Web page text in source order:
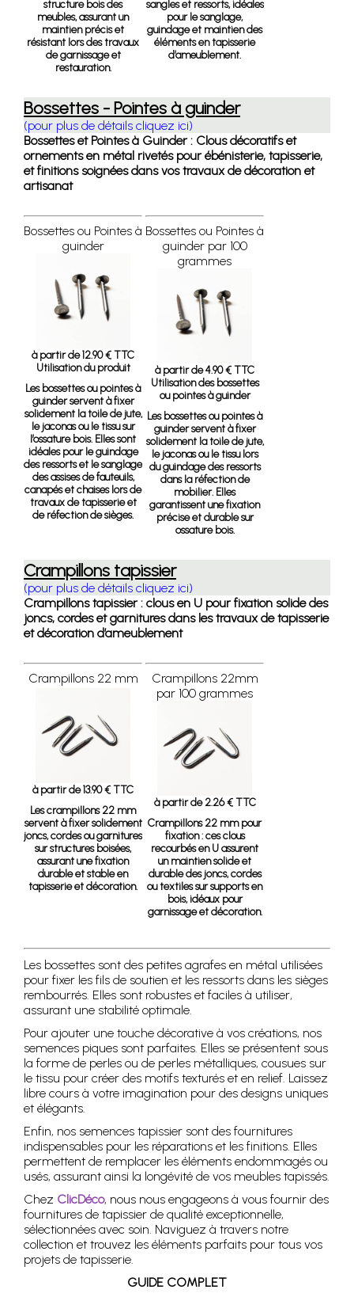
structure bois des
meubles, assurant un
maintien précis et
résistant lors des travaux
de garnissage et
restauration.
sangles et ressorts, idéales
pour le sanglage,
guindage et maintien des
éléments en tapisserie
d’ameublement.
Bossettes - Pointes à guinder
(pour plus de détails cliquez ici)
Bossettes et Pointes à Guinder : Clous décoratifs et
ornements en métal rivetés pour ébénisterie, tapisserie,
et finitions soignées dans vos travaux de décoration et
artisanat
Bossettes ou Pointes à
guinder
à partir de 12.90 € TTC
Utilisation du produit
Les bossettes ou pointes à
guinder servent à fixer
solidement la toile de jute,
le jaconas ou le tissu sur
l’ossature bois. Elles sont
idéales pour le guindage
des ressorts et le sanglage
des assises de fauteuils,
canapés et chaises lors de
travaux de tapisserie et
de réfection de sièges.
Bossettes ou Pointes à
guinder par 100
grammes
à partir de 4.90 € TTC
Utilisation des bossettes
ou pointes à guinder
Les bossettes ou pointes à
guinder servent à fixer
solidement la toile de jute,
le jaconas ou le tissu lors
du guindage des ressorts
dans la réfection de
mobilier. Elles
garantissent une fixation
précise et durable sur
ossature bois.
Crampillons tapissier
(pour plus de détails cliquez ici)
Crampillons tapissier : clous en U pour fixation solide des
joncs, cordes et garnitures dans les travaux de tapisserie
et décoration d’ameublement
Crampillons 22 mm
à partir de 13.90 € TTC
Les crampillons 22 mm
servent à fixer solidement
joncs, cordes ou garnitures
sur structures boisées,
assurant une fixation
durable et stable en
tapisserie et décoration.
Crampillons 22mm
par 100 grammes
à partir de 2.26 € TTC
Crampillons 22 mm pour
fixation: ces clous
recourbés en U assurent
un maintien solide et
durable des joncs, cordes
ou textiles sur supports en
bois, idéaux pour
garnissage et décoration.
Les bossettes sont des petites agrafes en métal utilisées
pour fixer les fils de soutien et les ressorts dans les sièges
rembourrés. Elles sont robustes et faciles à utiliser,
assurant une stabilité optimale.
Pour ajouter une touche décorative à vos créations, nos
semences piques sont parfaites. Elles se présentent sous
la forme de perles ou de perles métalliques, cousues sur
le tissu pour créer des motifs texturés et en relief. Laissez
libre cours à votre imagination pour des designs uniques
et élégants.
Enfin, nos semences tapissier sont des fournitures
indispensables pour les réparations et les finitions. Elles
permettent de remplacer les éléments endommagés ou
usés, assurant ainsi la longévité de vos meubles tapissés.
Chez ClicDéco, nous nous engageons à vous fournir des
fournitures de tapissier de qualité exceptionnelle,
sélectionnées avec soin. Naviguez à travers notre
collection et trouvez les éléments parfaits pour tous vos
projets de tapisserie.
GUIDE COMPLET